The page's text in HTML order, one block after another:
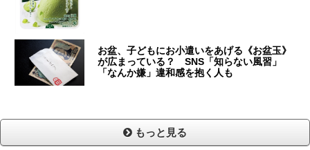
お盆、子どもにお小遣いをあげる《お盆玉》
が広まっている？ SNS「知らない風習」
「なんか嫌」違和感を抱く人も
もっと見る